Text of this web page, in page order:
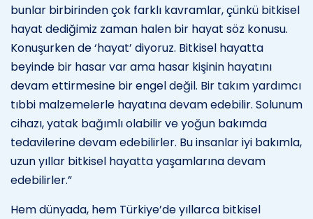
bunlar birbirinden çok farklı kavramlar, çünkü bitkisel
hayat dediğimiz zaman halen bir hayat söz konusu.
Konuşurken de ‘hayat’ diyoruz. Bitkisel hayatta
beyinde bir hasar var ama hasar kişinin hayatını
devam ettirmesine bir engel değil. Bir takım yardımcı
tıbbi malzemelerle hayatına devam edebilir. Solunum
cihazı, yatak bağımlı olabilir ve yoğun bakımda
tedavilerine devam edebilirler. Bu insanlar iyi bakımla,
uzun yıllar bitkisel hayatta yaşamlarına devam
edebilirler.”
Hem dünyada, hem Türkiye’de yıllarca bitkisel